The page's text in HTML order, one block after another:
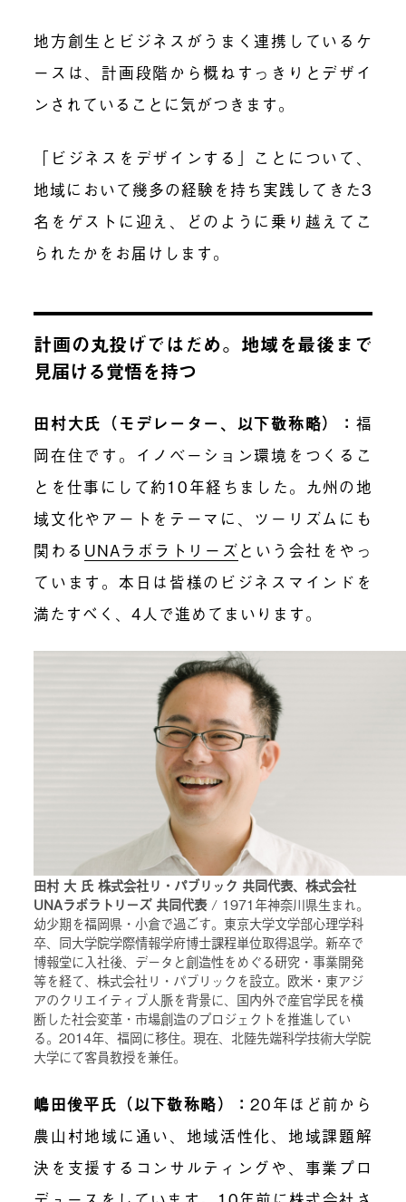
地方創生とビジネスがうまく連携しているケ
ースは、計画段階から概ねすっきりとデザイ
ンされていることに気がつきます。
「ビジネスをデザインする」ことについて、
地域において幾多の経験を持ち実践してきた3
名をゲストに迎え、どのように乗り越えてこ
られたかをお届けします。
計画の丸投げではだめ。地域を最後まで
見届ける覚悟を持つ
田村大氏（モデレーター、以下敬称略） ： 福
岡在住です。イノベーション環境をつくるこ
とを仕事にして約10年経ちました。九州の地
域文化やアートをテーマに、ツーリズムにも
関わる UNAラボラトリーズという会社をやっ
ています。本日は皆様のビジネスマインドを
満たすべく、4人で進めてまいります。
田村 大 氏 株式会社リ・パブリック 共同代表、株式会社
UNAラボラトリーズ 共同代表/ 1971年神奈川県生まれ。
幼少期を福岡県・小倉で過ごす。東京大学文学部心理学科
卒、同大学院学際情報学府博士課程単位取得退学。新卒で
博報堂に入社後、データと創造性をめぐる研究・事業開発
等を経て、株式会社リ・パブリックを設立。欧米・東アジ
アのクリエイティブ人脈を背景に、国内外で産官学民を横
断した社会変革・市場創造のプロジェクトを推進してい
る。2014年、福岡に移住。現在、北陸先端科学技術大学院
大学にて客員教授を兼任。
嶋田俊平氏（以下敬称略） ：20年ほど前から
農山村地域に通い、地域活性化、地域課題解
決を支援するコンサルティングや、事業プロ